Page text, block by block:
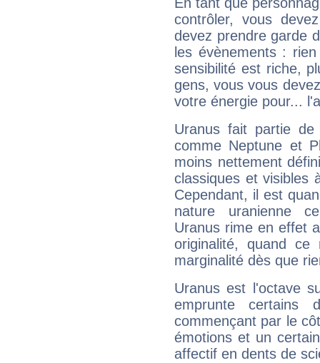
En tant que
contrôler, vous
devez prendre garde
les évènements :
sensibilité est riche,
gens, vous vous
votre énergie pour...
Uranus fait partie
comme Neptune et
moins nettement
classiques et visibles
Cependant, il est
nature uranienne
Uranus rime en effet
originalité, quand ce
marginalité dès que
Uranus est l'octave
emprunte
commençant par le
émotions et un
affectif en dents de